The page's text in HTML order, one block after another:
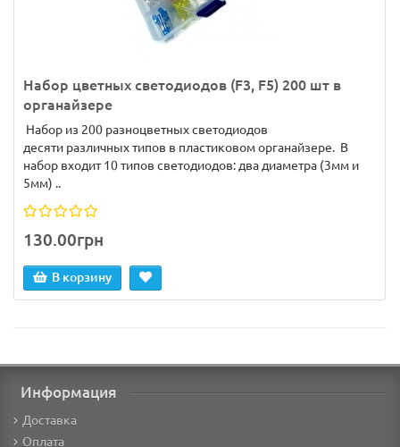
Набор цветных светодиодов (F3, F5) 200 шт в
органайзере
Набор из 200 разноцветных светодиодов
десяти различных типов в пластиковом органайзере. В
набор входит 10 типов светодиодов: два диаметра (3мм и
5мм) ..
130.00грн
В корзину
Информация
Доставка
Оплата